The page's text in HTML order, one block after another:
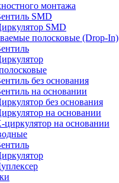
монтажа
SMD
SMD
полосковые (Drop-In)
без основания
на основании
без основания
на основании
циркулятор на основании